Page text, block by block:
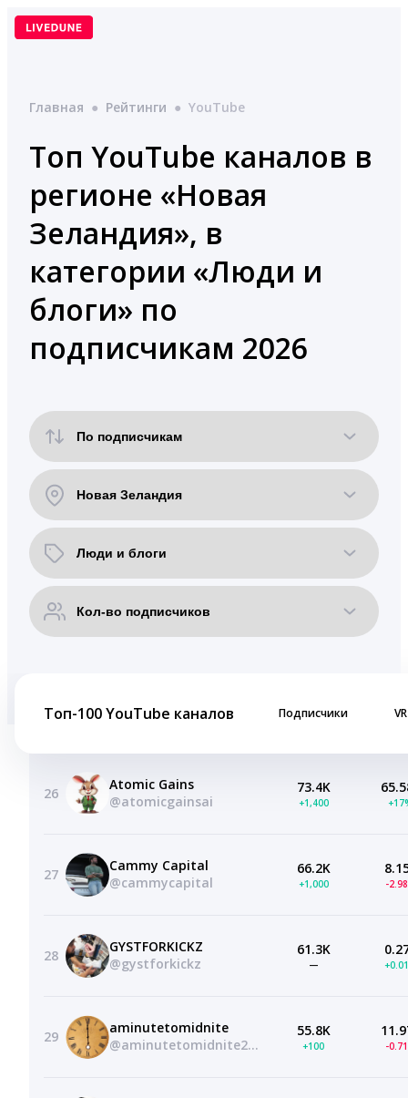
Перейти
Главная ● Рейтинги ● YouTube
Топ YouTube каналов в
регионе «Новая
Зеландия», в
категории «Люди и
блоги» по
подписчикам 2026
Топ-100 YouTube каналов Подписчики VR
26
Atomic Gains
@atomicgainsai
73.4K
+1,400
27
Cammy Capital
@cammycapital
66.2K
+1,000 -
28
GYSTFORKICKZ
@gystforkickz
61.3K
—
29
aminutetomidnite
@aminutetomidnite2406
55.8K
+100 -